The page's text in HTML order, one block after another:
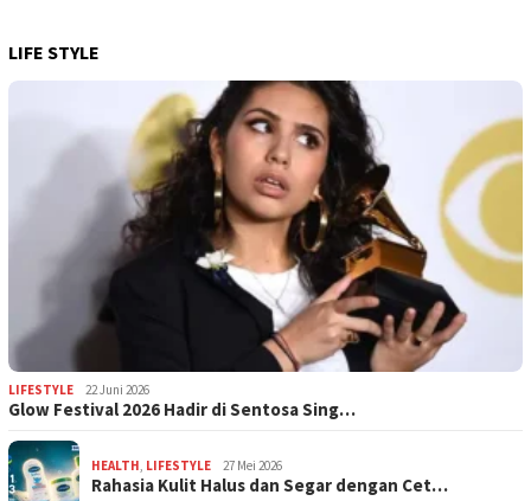
LIFE STYLE
LIFESTYLE 22 Juni 2026
Glow Festival 2026 Hadir di Sentosa Sing…
HEALTH, LIFESTYLE 27 Mei 2026
Rahasia Kulit Halus dan Segar dengan Cet…